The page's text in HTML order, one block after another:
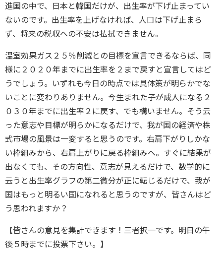
進国の中で、日本と韓国だけが、出生率が下げ止まってい
ないのです。出生率を上げなければ、人口は下げ止まら
ず、将来の税収への不安は払拭できません。
温室効果ガス２５％削減との目標を宣言できるならば、同
様に２０２０年までに出生率を２まで戻すと宣言してはど
うでしょう。いずれも今日の時点では具体策が明らかでな
いことに変わりありません。今生まれた子が成人になる２
０３０年までに出生率２に戻す、でも構いません。そう云
った意志や目標が明らかになるだけで、我が国の経済や株
式市場の風景は一変すると思うのです。右肩下がりしかな
い枠組みから、右肩上がりに戻る枠組みへ。すぐに結果が
出なくても、その方向性、意志が見えるだけで、数学的に
云うと出生率グラフの第二微分が正に転じるだけで、我が
国はもっと明るい国になれると思うのですが、皆さんはど
う思われますか？
【皆さんの意見を集計できます！三者択一です。明日の午
後５時までに投票下さい。】